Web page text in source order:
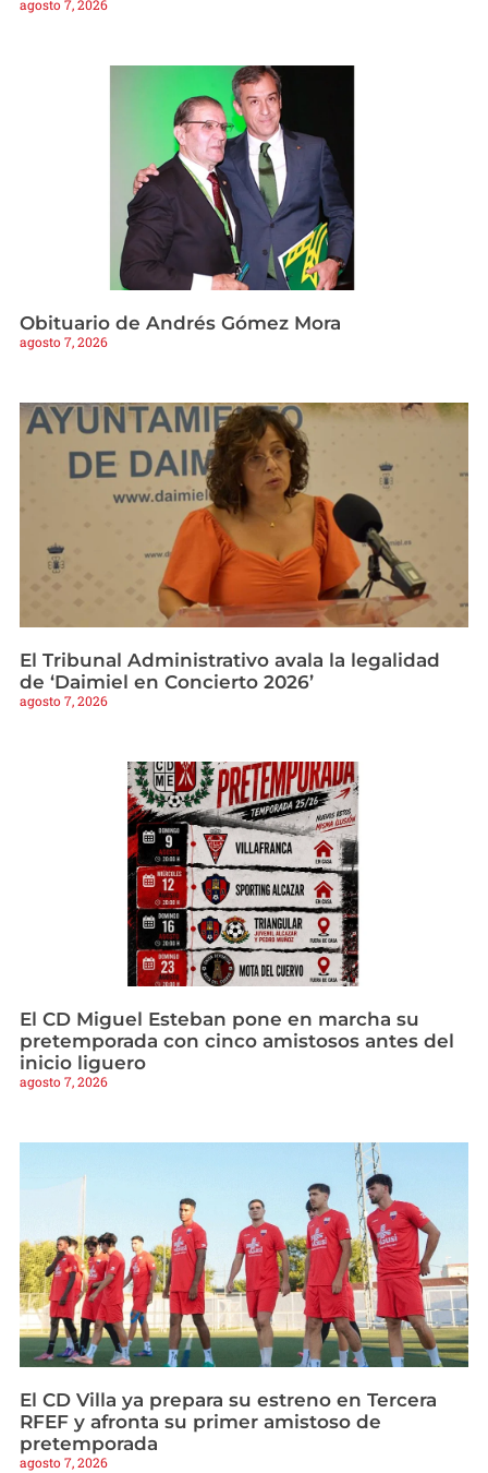
agosto 7, 2026
Obituario de Andrés Gómez Mora
agosto 7, 2026
El Tribunal Administrativo avala la legalidad
de ‘Daimiel en Concierto 2026’
agosto 7, 2026
El CD Miguel Esteban pone en marcha su
pretemporada con cinco amistosos antes del
inicio liguero
agosto 7, 2026
El CD Villa ya prepara su estreno en Tercera
RFEF y afronta su primer amistoso de
pretemporada
agosto 7, 2026